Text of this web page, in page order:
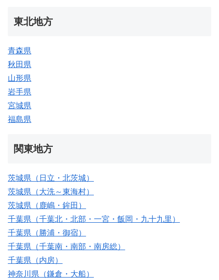
東北地方
青森県
秋田県
山形県
岩手県
宮城県
福島県
関東地方
茨城県（日立・北茨城）
茨城県（大洗～東海村）
茨城県（鹿嶋・鉾田）
千葉県（千葉北・北部・一宮・飯岡・九十九里）
千葉県（勝浦・御宿）
千葉県（千葉南・南部・南房総）
千葉県（内房）
神奈川県（鎌倉・大船）